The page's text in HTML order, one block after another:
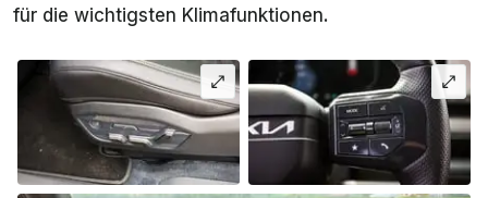
für die wichtigsten Klimafunktionen.